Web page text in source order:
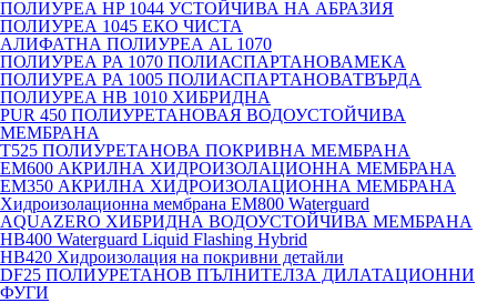
ПОЛИУРЕА HP 1044 УСТОЙЧИВА НА АБРАЗИЯ
ПОЛИУРЕА 1045 ЕКО ЧИСТА
АЛИФАТНА ПОЛИУРЕА AL 1070
ПОЛИУРЕА PA 1070 ПОЛИАСПАРТАНОВАМЕКА
ПОЛИУРЕА PA 1005 ПОЛИАСПАРТАНОВАТВЪРДА
ПОЛИУРЕА HB 1010 ХИБРИДНА
PUR 450 ПОЛИУРЕТАНОВАЯ ВОДОУСТОЙЧИВА
МЕМБРАНА
T525 ПОЛИУРЕТАНОВА ПОКРИВНА МЕМБРАНА
EM600 АКРИЛНА ХИДРОИЗОЛАЦИОННА МЕМБРАНА
EM350 АКРИЛНА ХИДРОИЗОЛАЦИОННА МЕМБРАНА
Хидроизолационна мембрана EM800 Waterguard
AQUAZERO ХИБРИДНА ВОДОУСТОЙЧИВА МЕМБРАНА
HB400 Waterguard Liquid Flashing Hybrid
HB420 Хидроизолация на покривни детайли
DF25 ПОЛИУРЕТАНОВ ПЪЛНИТЕЛЗА ДИЛАТАЦИОННИ
ФУГИ